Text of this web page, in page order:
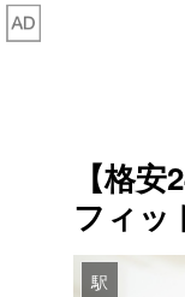
【格
フィッ
駅